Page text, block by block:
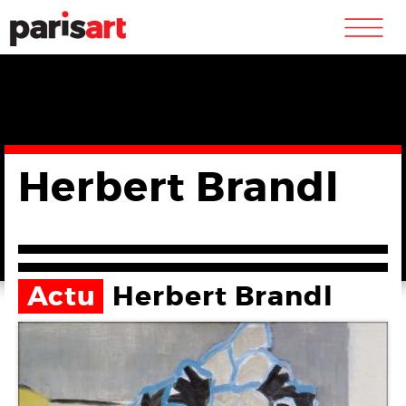
m
Herbert Brandl
Actu Herbert Brandl